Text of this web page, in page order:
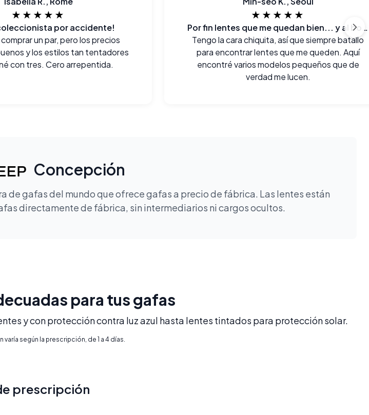
★★★★★
por accidente!
un par, pero los precios
y los estilos tan tentadores
con tres. Cero arrepentida.
★★★★★
Por fin lentes que me quedan bien... y al bolsillo también.
Tengo la cara chiquita, así que siempre batallo
para encontrar lentes que me queden. Aquí
encontré varios modelos pequeños que de
verdad me lucen.
Concepción
de gafas del mundo que ofrece gafas a precio de fábrica. Las lentes están
directamente de fábrica, sin intermediarios ni cargos ocultos.
para tus gafas
y con protección contra luz azul hasta lentes tintados para protección solar.
según la prescripción, de 1 a 4 días.
prescripción